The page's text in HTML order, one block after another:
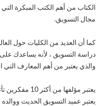
الكتاب من أهم الكتب المبكرة
مجال التسويق.
كما أن العديد من الكليات حول
دراسة التسويق ، لأنه يساعدك على
والذي يعتبر من أهم المعارف التي
يعتبر مؤلفها
يعتبر عميد التسويق الحديث